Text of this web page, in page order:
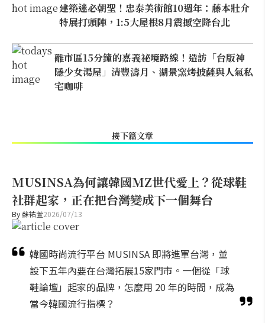
建築迷必朝聖！忠泰美術館10週年：藤本壯介
特展打頭陣，1:5大屋根8月震撼空降台北
離市區15分鐘的嘉義祕境路線！造訪「台版神
隱少女湯屋」清豐濤月、湖景窯烤披薩與人氣私
宅咖啡
接下篇文章
MUSINSA為何讓韓國MZ世代愛上？從球鞋
社群起家，正在把台灣變成下一個舞台
By蘇祐萱2026/07/13
韓國時尚流行平台 MUSINSA 即將進軍台灣，並
設下五年內要在台灣拓展15家門市。一個從「球
鞋論壇」起家的品牌，怎麼用 20 年的時間，成為
當今韓國流行指標？